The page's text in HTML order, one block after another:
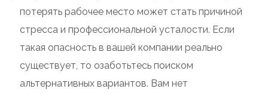
потерять рабочее место может стать причиной
стресса и профессиональной усталости. Если
такая опасность в вашей компании реально
существует, то озаботьтесь поиском
альтернативных вариантов. Вам нет